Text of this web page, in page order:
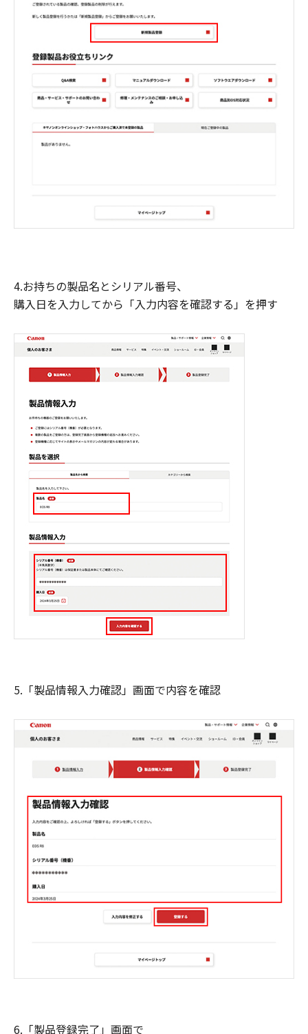
4.お持ちの製品名とシリアル番号、
購入日を入力してから「入力内容を確認する」を押す
5.「製品情報入力確認」画面で内容を確認
6.「製品登録完了」画面で